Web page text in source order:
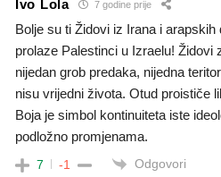
Ivo Lola 7 godine prije
Bolje su ti Židovi iz Irana i
prolaze Palestinci u Izraelu! Židovi
nijedan grob predaka, nijedna
nisu vrijedni života. Otud proističe
Boja je simbol kontinuiteta iste
podložno promjenama.
7 -1 Odgovori